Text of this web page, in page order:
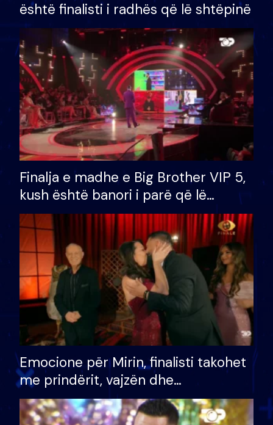
është finalisti i radhës që lë shtëpinë
Finalja e madhe e Big Brother VIP 5,
kush është banori i parë që lë
shtëpinë dhe humb mundësinë për
të fituar çmimin e madh
Emocione për Mirin, finalisti takohet
me prindërit, vajzën dhe
bashkëshorten: S’kemi ndonjë letër
divorci apo jo?